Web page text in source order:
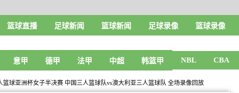
篮球直播 足球新闻 篮球新闻 足球录像 篮球录像
意甲 德甲 法甲 中超 韩篮甲 NBL CBA
篮球亚洲杯女子半决赛 中国三人篮球队vs澳大利亚三人篮球队 全场录像回放